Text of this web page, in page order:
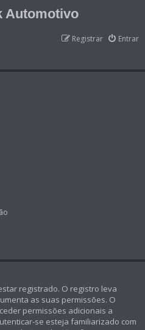
Automotivo
Entrar
Registrar
registrado. O registro leva
as suas permissões. O
permissões adicionais a
se esteja familiarizado com